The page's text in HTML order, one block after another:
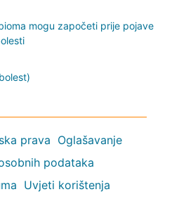
mogu započeti prije pojave
prava Oglašavanje
podataka
Uvjeti korištenja